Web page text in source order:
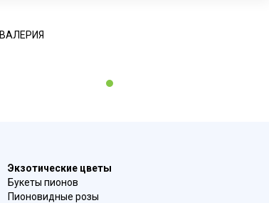
ВАЛЕРИЯ
Экзотические цветы
Букеты пионов
Пионовидные розы